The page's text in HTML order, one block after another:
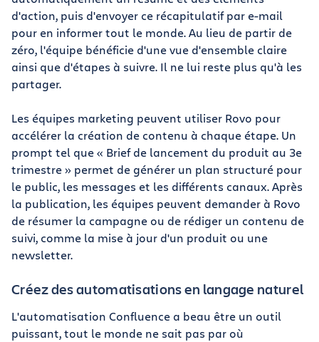
d'action, puis d'envoyer ce récapitulatif par e-mail
pour en informer tout le monde. Au lieu de partir de
zéro, l'équipe bénéficie d'une vue d'ensemble claire
ainsi que d'étapes à suivre. Il ne lui reste plus qu'à les
partager.
Les équipes marketing peuvent utiliser Rovo pour
accélérer la création de contenu à chaque étape. Un
prompt tel que « Brief de lancement du produit au 3e
trimestre » permet de générer un plan structuré pour
le public, les messages et les différents canaux. Après
la publication, les équipes peuvent demander à Rovo
de résumer la campagne ou de rédiger un contenu de
suivi, comme la mise à jour d'un produit ou une
newsletter.
Créez des automatisations en langage naturel
L'automatisation Confluence a beau être un outil
puissant, tout le monde ne sait pas par où